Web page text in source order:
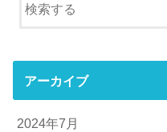
アーカイブ
2024年7月